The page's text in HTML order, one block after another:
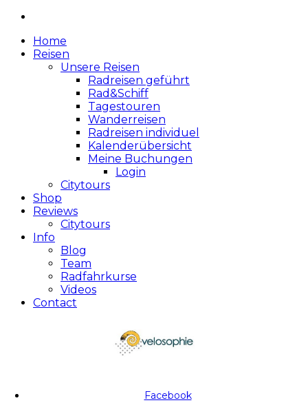
Home
Reisen
Unsere Reisen
Radreisen geführt
Rad&Schiff
Tagestouren
Wanderreisen
Radreisen individuel
Kalenderübersicht
Meine Buchungen
Login
Citytours
Shop
Reviews
Citytours
Info
Blog
Team
Radfahrkurse
Videos
Contact
Facebook